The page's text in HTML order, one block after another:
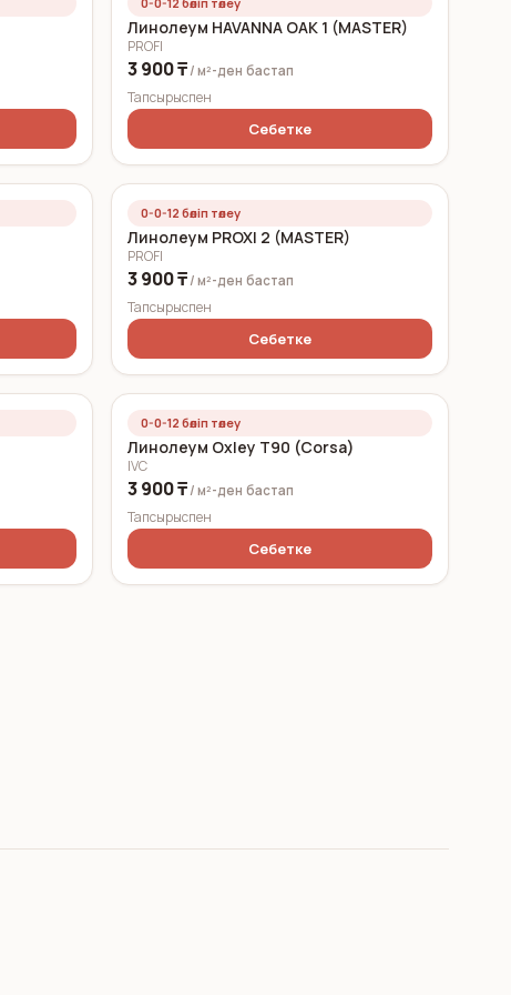
Линолеум HAVANNA OAK 1 (MASTER)
PROFI
3 900 ₸ / м²-ден бастап
Тапсырыспен
Себетке
0-0-12 бөліп төлеу
Линолеум PROXI 2 (MASTER)
PROFI
3 900 ₸ / м²-ден бастап
Тапсырыспен
Себетке
0-0-12 бөліп төлеу
Линолеум Oxley T90 (Corsa)
IVC
3 900 ₸ / м²-ден бастап
Тапсырыспен
Себетке